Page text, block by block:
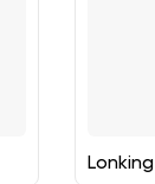
Lonking